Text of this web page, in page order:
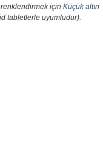
için Küçük altın
tabletlerle uyumludur).